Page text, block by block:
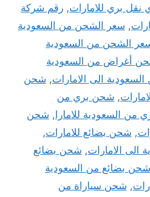
نقل بري للامارات, رقم شركة
, سعر الشحن من السعودية
الشحن من السعودية
أغراض من السعودية
الى الامارات, شحن
, شحن بري من
من السعودية للامارا , شحن
, شحن بضائع للامارات,
الى الامارات, شحن بضائع
شحن بضائع من السعودية
, شحن سياراة من